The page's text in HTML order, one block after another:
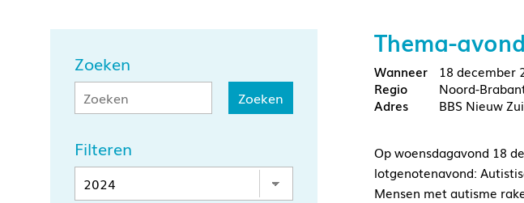
Zoeken
Filteren
Thema-
18 december
Noord-
BBS Nieuw
Op woensdagavond 18
lotgenotenavond:
Mensen met autisme